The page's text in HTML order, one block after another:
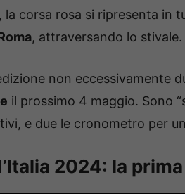
la corsa rosa si ripresenta in
, attraversando lo stivale.
non eccessivamente
il prossimo 4 maggio. Sono
e due le cronometro per
2024: la